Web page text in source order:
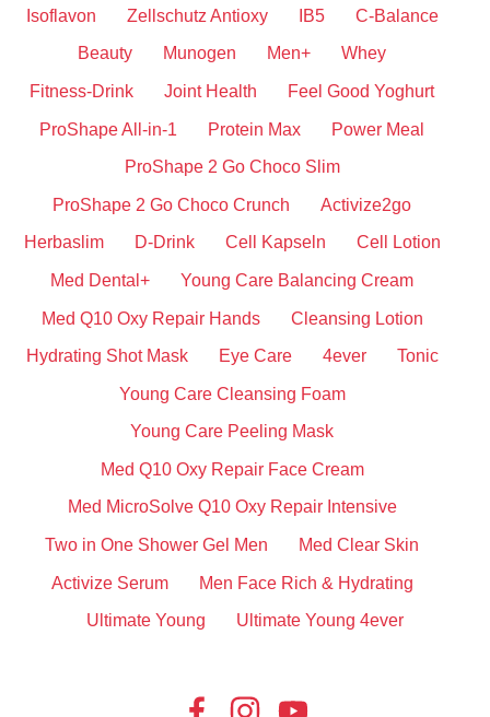
Isoflavon Zellschutz Antioxy IB5 C-Balance
Beauty Munogen Men+ Whey
Fitness-Drink Joint Health Feel Good Yoghurt
ProShape All-in-1 Protein Max Power Meal
ProShape 2 Go Choco Slim
ProShape 2 Go Choco Crunch Activize2go
Herbaslim D-Drink Cell Kapseln Cell Lotion
Med Dental+ Young Care Balancing Cream
Med Q10 Oxy Repair Hands Cleansing Lotion
Hydrating Shot Mask Eye Care 4ever Tonic
Young Care Cleansing Foam
Young Care Peeling Mask
Med Q10 Oxy Repair Face Cream
Med MicroSolve Q10 Oxy Repair Intensive
Two in One Shower Gel Men Med Clear Skin
Activize Serum Men Face Rich & Hydrating
Ultimate Young Ultimate Young 4ever